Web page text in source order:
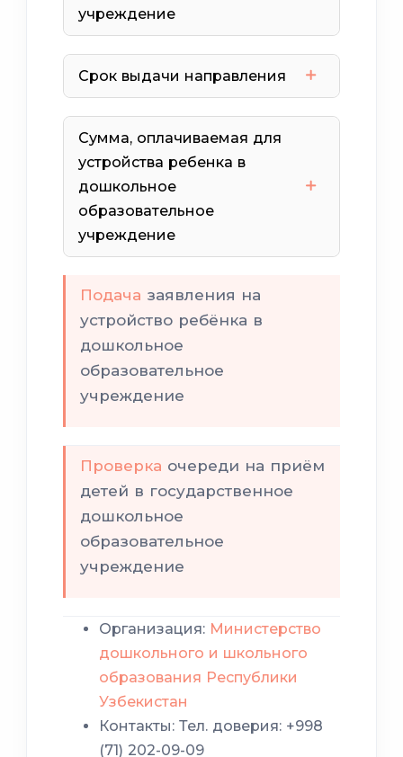
заменяющими
на Едином портале
интерактивных
по этой ссылке.
военнослужащих
дети-сироты
других
входят в число
учреждение
другой детский сад
получения направления
два
Срок выдачи направления
другой детский сад
получения направления
Сумма, оплачиваемая для
устройства ребенка в
дошкольное
образовательное
учреждение
Подача заявления на
устройство ребёнка в
дошкольное
образовательное
учреждение
Проверка очереди на приём
детей в государственное
дошкольное
образовательное
учреждение
Организация: Министерство
дошкольного и школьного
образования Республики
Узбекистан
Контакты: Тел. доверия: +998
(71) 202-09-09